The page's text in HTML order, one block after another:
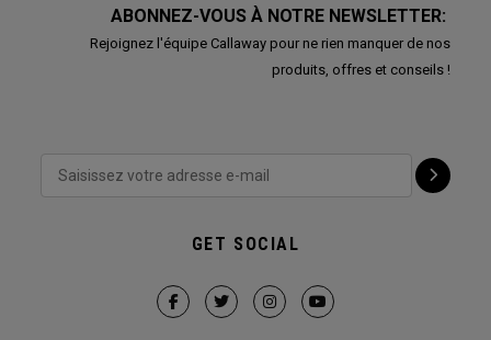
ABONNEZ-VOUS À NOTRE NEWSLETTER:
Rejoignez l'équipe Callaway pour ne rien manquer de nos
produits, offres et conseils !
GET SOCIAL